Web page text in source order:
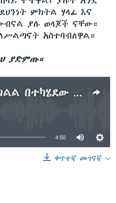
ምክትል ሃላፊ እና
ያሉ ወላጆች ናቸው።
አስተባብለዋል።
ያድምጡ።
ኢትዮጵያ ትግራይ ክልል በተካሄደው ውጊያ እንዲሳተፉ ተደርገዋል ስለተባሉ የሶማሊያ ወታደሮች
currently available
4:50
ቀጥተኛ መገናኛ